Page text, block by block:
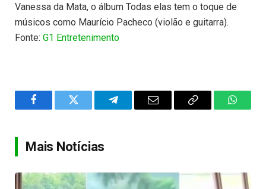
Vanessa da Mata, o álbum Todas elas tem o toque de
músicos como Maurício Pacheco (violão e guitarra).
Fonte: G1 Entretenimento
FacebookTwitter TelegramEmail
Copy
Mais Notícias